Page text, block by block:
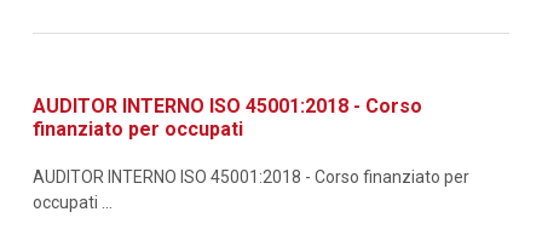
AUDITOR INTERNO ISO 45001:2018 - Corso
finanziato per occupati
AUDITOR INTERNO ISO 45001:2018 - Corso finanziato per
occupati ...